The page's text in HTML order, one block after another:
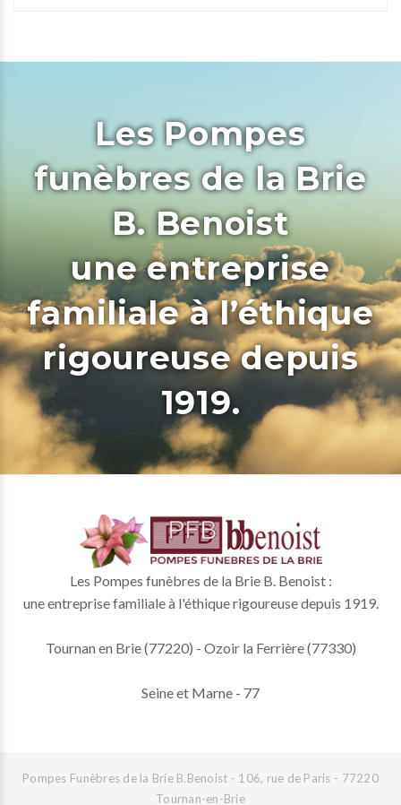
Les Pompes
funèbres de la Brie
B. Benoist
une entreprise
familiale à l’éthique
rigoureuse depuis
1919.
Les Pompes funèbres de la Brie B. Benoist :
une entreprise familiale à l'éthique rigoureuse depuis 1919.
Tournan en Brie (77220) - Ozoir la Ferrière (77330)
Seine et Marne - 77
Pompes Funèbres de la Brie B.Benoist - 106, rue de Paris - 77220
Tournan-en-Brie